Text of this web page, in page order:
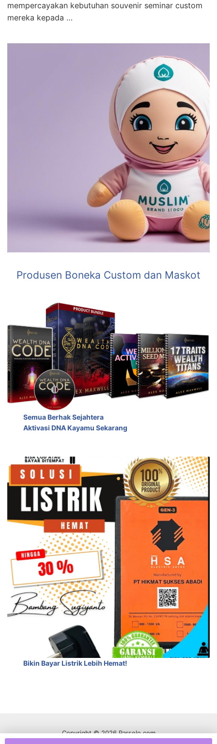
mempercayakan kebutuhan souvenir seminar custom
mereka kepada …
Produsen Boneka Custom dan Maskot
Semua Berhak Sejahtera
Aktivasi DNA Kayamu Sekarang
Bikin Bayar Listrik Lebih Hemat!
Copyright © 2026 Parselo.com